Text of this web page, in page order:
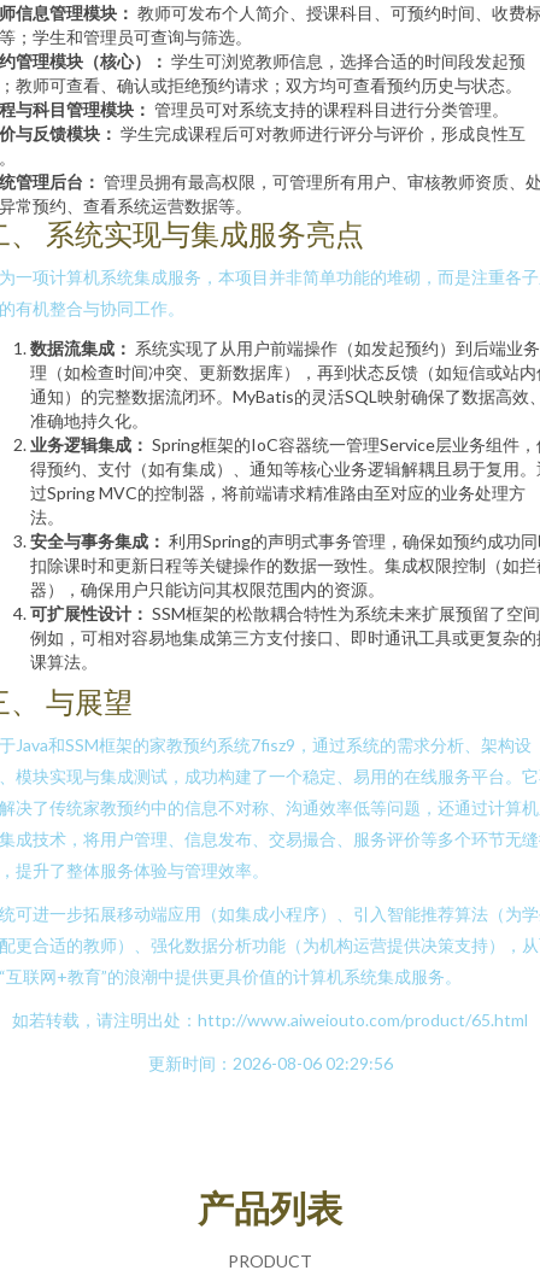
信息管理模块： 教师可发布个人简介、授课科目、可预约时间、收费
；学生和管理员可查询与筛选。
管理模块（核心）： 学生可浏览教师信息，选择合适的时间段发起预
教师可查看、确认或拒绝预约请求；双方均可查看预约历史与状态。
与科目管理模块： 管理员可对系统支持的课程科目进行分类管理。
与反馈模块： 学生完成课程后可对教师进行评分与评价，形成良性互
管理后台： 管理员拥有最高权限，可管理所有用户、审核教师资质、
常预约、查看系统运营数据等。
、 系统实现与集成服务亮点
一项计算机系统集成服务，本项目并非简单功能的堆砌，而是注重各
有机整合与协同工作。
数据流集成： 系统实现了从用户前端操作（如发起预约）到后端业
理（如检查时间冲突、更新数据库），再到状态反馈（如短信或站内
通知）的完整数据流闭环。MyBatis的灵活SQL映射确保了数据高效
准确地持久化。
业务逻辑集成： Spring框架的IoC容器统一管理Service层业务组件，
得预约、支付（如有集成）、通知等核心业务逻辑解耦且易于复用。
过Spring MVC的控制器，将前端请求精准路由至对应的业务处理方
法。
安全与事务集成： 利用Spring的声明式事务管理，确保如预约成功
扣除课时和更新日程等关键操作的数据一致性。集成权限控制（如拦
器），确保用户只能访问其权限范围内的资源。
可扩展性设计： SSM框架的松散耦合特性为系统未来扩展预留了空
例如，可相对容易地集成第三方支付接口、即时通讯工具或更复杂的
课算法。
、 与展望
Java和SSM框架的家教预约系统7fisz9，通过系统的需求分析、架构设
模块实现与集成测试，成功构建了一个稳定、易用的在线服务平台。
决了传统家教预约中的信息不对称、沟通效率低等问题，还通过计算
成技术，将用户管理、信息发布、交易撮合、服务评价等多个环节无
提升了整体服务体验与管理效率。
可进一步拓展移动端应用（如集成小程序）、引入智能推荐算法（为
更合适的教师）、强化数据分析功能（为机构运营提供决策支持），
互联网+教育”的浪潮中提供更具价值的计算机系统集成服务。
如若转载，请注明出处：http://www.aiweiouto.com/product/65.html
更新时间：2026-08-06 02:29:56
产品列表
PRODUCT